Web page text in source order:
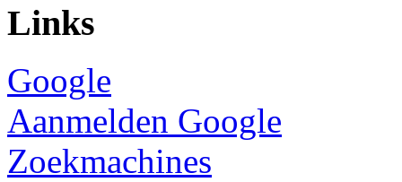
Links
Google
Aanmelden Google
Zoekmachines